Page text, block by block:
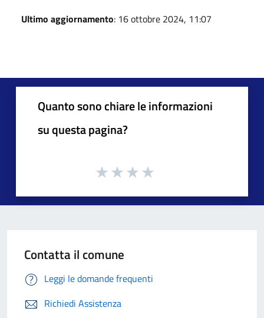
Ultimo aggiornamento: 16 ottobre 2024, 11:07
Quanto sono chiare le informazioni
su questa pagina?
Contatta il comune
Leggi le domande frequenti
Richiedi Assistenza